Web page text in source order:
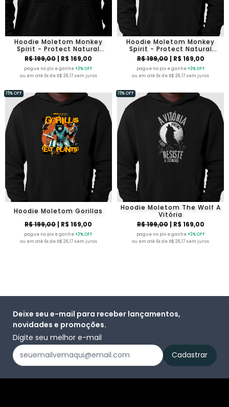
Hoodie Moletom Monkey
Spirit - Protect Natural
Habitat IV
R$ 199,00| R$ 169,00
pague no pix e ganhe+3% OFF
ou em até 6x de R$ 28,17 sem juros
Hoodie Moletom Monkey
Spirit - Protect Natural
Habitat III
R$ 199,00| R$ 169,00
pague no pix e ganhe+3% OFF
ou em até 6x de R$ 28,17 sem juros
Hoodie Moletom Gorillas
R$ 199,00| R$ 169,00
pague no pix e ganhe+3% OFF
ou em até 6x de R$ 28,17 sem juros
15% OFF
Hoodie Moletom The Wolf A
Vitória
R$ 199,00| R$ 169,00
pague no pix e ganhe+3% OFF
ou em até 6x de R$ 28,17 sem juros
15% OFF
Deixe seu e-mail para receber lançamentos,
novidades e promoções.
Digite seu melhor e-mail